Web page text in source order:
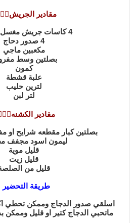
مقادير
4 كاسات جريش مغسل ومنقوع
4 صدور دحاج
مكعبين ماجي
بصلتين وسط
كمون
علبة قشطة
لترين حليب
لتر لبن
مقادير
بصلتين كبار مقطعه شرايح او
ليمون اسود مجفف
قليل موية
قليل زيت
قليل من
طريقة التحضير
ماتحبي الدجاج كتير او قليل